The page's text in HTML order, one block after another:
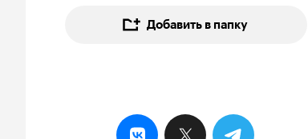
Добавить в папку